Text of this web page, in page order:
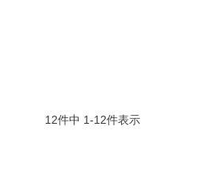
12件中 1-12件表示